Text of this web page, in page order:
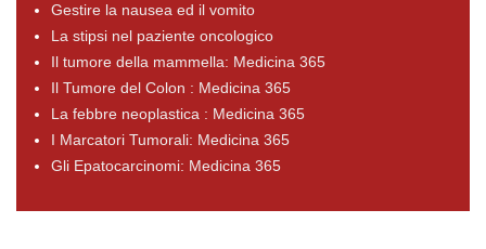
Gestire la nausea ed il vomito
La stipsi nel paziente oncologico
Il tumore della mammella: Medicina 365
Il Tumore del Colon : Medicina 365
La febbre neoplastica : Medicina 365
I Marcatori Tumorali: Medicina 365
Gli Epatocarcinomi: Medicina 365